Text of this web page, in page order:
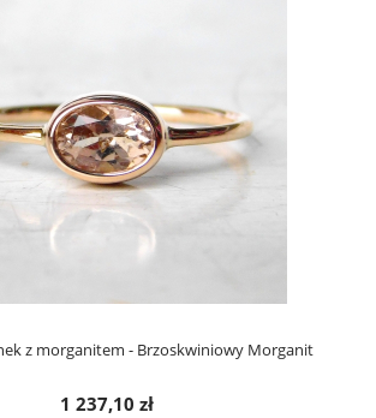
z morganitem - Brzoskwiniowy Morganit
1 237,10 zł